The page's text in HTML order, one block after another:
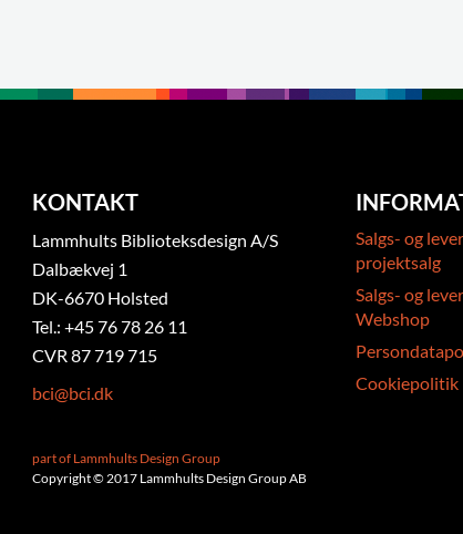
KONTAKT
Lammhults Biblioteksdesign A/S
Dalbækvej 1
DK-6670 Holsted
Tel.: +45 76 78 26 11
CVR 87 719 715
bci@bci.dk
part of Lammhults Design Group
Copyright © 2017 Lammhults Design Group AB
Salgs- og
projektsalg
Salgs- og
Webshop
Cookiepolitik